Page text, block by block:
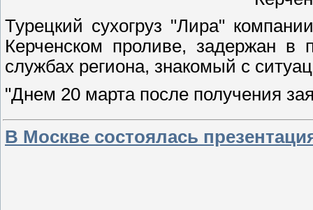
Турецкий сухогруз "Лира"
Керченском проливе, задержан в
службах региона, знакомый с
"Днем 20 марта после получения
В Москве состоялась